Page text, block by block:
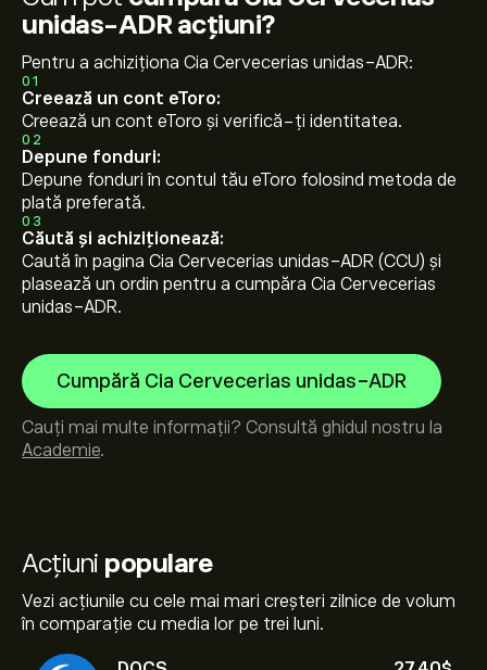
Acțiuni populare
Vezi acțiunile cu cele mai mari creșteri zilnice de volum
în comparație cu media lor pe trei luni.
unidas-ADR acțiuni?
Pentru a achiziționa Cia Cervecerias unidas-ADR:
01
Creează un cont eToro:
Creează un cont eToro și verifică-ți identitatea.
02
Depune fonduri:
Depune fonduri în contul tău eToro folosind metoda de
plată preferată.
03
Căută și achiziționează:
Caută în pagina Cia Cervecerias unidas-ADR (CCU) și
plasează un ordin pentru a cumpăra Cia Cervecerias
unidas-ADR.
Cumpără Cia Cervecerias unidas-ADR
Cauți mai multe informații? Consultă ghidul nostru la
Academie.